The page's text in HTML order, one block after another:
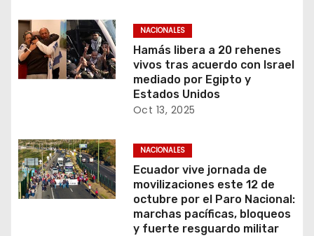
NACIONALES
Hamás libera a 20 rehenes
vivos tras acuerdo con Israel
mediado por Egipto y
Estados Unidos
Oct 13, 2025
NACIONALES
Ecuador vive jornada de
movilizaciones este 12 de
octubre por el Paro Nacional:
marchas pacíficas, bloqueos
y fuerte resguardo militar